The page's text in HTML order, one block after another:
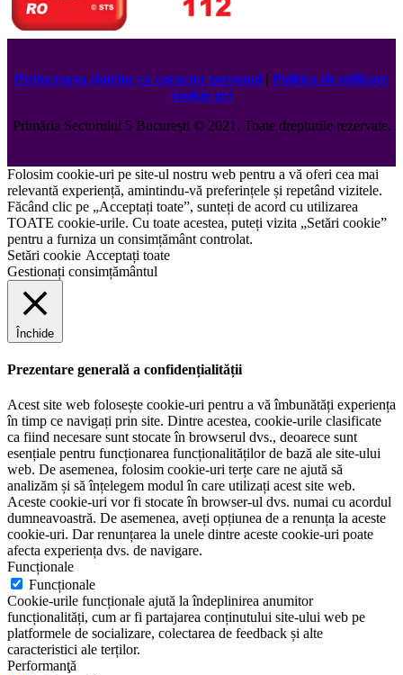
Prelucrarea datelor cu caracter personal | Politica de utilizare
cookie-uri
Primăria Sectorului 5 București ©️2021. Toate drepturile rezervate.
Folosim cookie-uri pe site-ul nostru web pentru a vă oferi cea mai
relevantă experiență, amintindu-vă preferințele și repetând vizitele.
Făcând clic pe „Acceptați toate”, sunteți de acord cu utilizarea
TOATE cookie-urile. Cu toate acestea, puteți vizita „Setări cookie”
pentru a furniza un consimțământ controlat.
Setări cookie Acceptați toate
Gestionați consimțământul
Închide
Prezentare generală a confidențialității
Acest site web folosește cookie-uri pentru a vă îmbunătăți experiența
în timp ce navigați prin site. Dintre acestea, cookie-urile clasificate
ca fiind necesare sunt stocate în browserul dvs., deoarece sunt
esențiale pentru funcționarea funcționalităților de bază ale site-ului
web. De asemenea, folosim cookie-uri terțe care ne ajută să
analizăm și să înțelegem modul în care utilizați acest site web.
Aceste cookie-uri vor fi stocate în browser-ul dvs. numai cu acordul
dumneavoastră. De asemenea, aveți opțiunea de a renunța la aceste
cookie-uri. Dar renunțarea la unele dintre aceste cookie-uri poate
afecta experiența dvs. de navigare.
Funcționale
Funcționale
Cookie-urile funcționale ajută la îndeplinirea anumitor
funcționalități, cum ar fi partajarea conținutului site-ului web pe
platformele de socializare, colectarea de feedback și alte
caracteristici ale terților.
Performanţă